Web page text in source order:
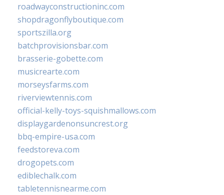
roadwayconstructioninc.com
shopdragonflyboutique.com
sportszilla.org
batchprovisionsbar.com
brasserie-gobette.com
musicrearte.com
morseysfarms.com
riverviewtennis.com
official-kelly-toys-squishmallows.com
displaygardenonsuncrest.org
bbq-empire-usa.com
feedstoreva.com
drogopets.com
ediblechalk.com
tabletennisnearme.com